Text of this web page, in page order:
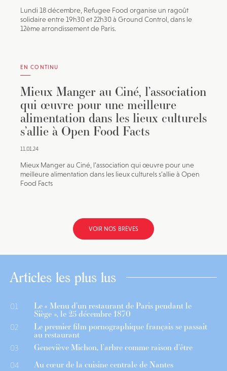
Lundi 18 décembre, Refugee Food organise un ragoût
solidaire entre 19h30 et 22h30 à Ground Control, dans le
12ème arrondissement de Paris.
EN CONTINU
Mieux Manger au Ciné, l’association
qui œuvre pour une meilleure
alimentation dans les lieux culturels
s’allie à Open Food Facts
11.01.24
Mieux Manger au Ciné, l’association qui œuvre pour une
meilleure alimentation dans les lieux culturels s’allie à Open
Food Facts
VOIR NOS BRÈVES
Articles les plus lus
01 Le « Menu d’un restaurant de Paris pendant le
Siège », le 25 décembre 1870
02 Le premier film pornographique français se passait
au restaurant
03 Geneviève Michon, l’arbre comme raison d’être
04 Au cœur de la cuisine centrale de Nantes